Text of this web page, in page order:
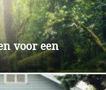
voor een